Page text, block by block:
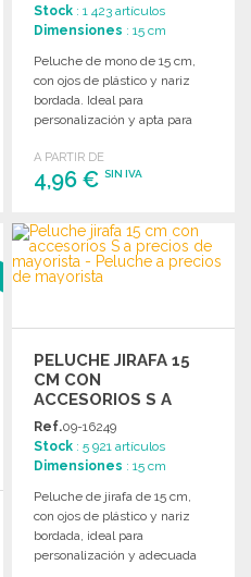
Stock : 1 423 artículos
Dimensiones : 15 cm
Peluche de mono de 15 cm,
con ojos de plástico y nariz
bordada. Ideal para
personalización y apta para
A PARTIR DE
4,96 €SIN IVA
PEDIR
Solicitar un presupuesto
PELUCHE JIRAFA 15
CM CON
ACCESORIOS S A
PRECIOS DE
MAYORISTA
Ref.09-16249
Stock : 5 921 artículos
Dimensiones : 15 cm
Peluche de jirafa de 15 cm,
con ojos de plástico y nariz
bordada, ideal para
personalización y adecuada